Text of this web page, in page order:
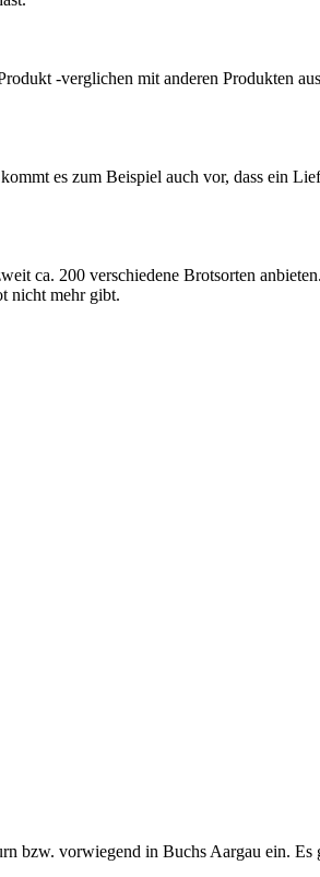
-verglichen mit anderen Produkten
es zum Beispiel auch vor, dass ein
ca. 200 verschiedene Brotsorten
nicht mehr gibt.
bzw. vorwiegend in Buchs Aargau ein.